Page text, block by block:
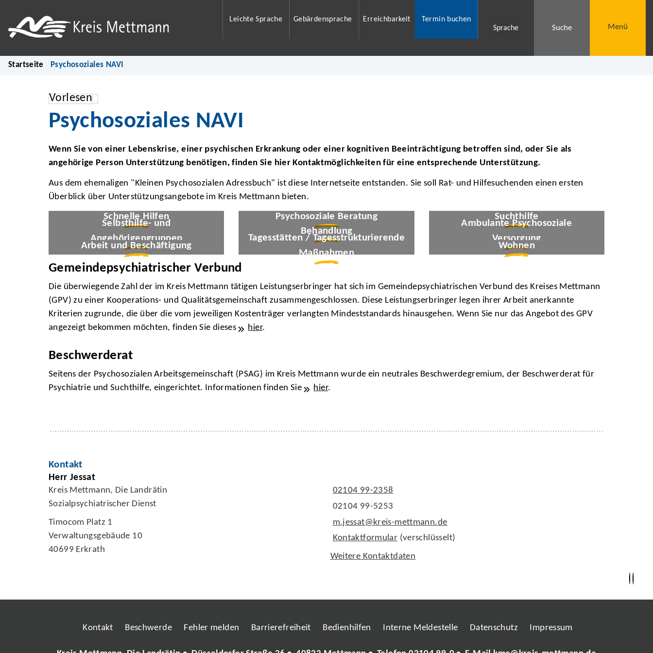
Leichte Sprache Gebärdensprache Erreichbarkeit
Termin buchen
Sprache
Suche Menü
Startseite Psychosoziales NAVI
Vorlesen
Psychosoziales NAVI
Wenn Sie von einer Lebenskrise, einer psychischen Erkrankung oder einer kognitiven Beeinträchtigung betroffen sind, oder Sie als
angehörige Person Unterstützung benötigen, finden Sie hier Kontaktmöglichkeiten für eine entsprechende Unterstützung.
Aus dem ehemaligen "Kleinen Psychosozialen Adressbuch" ist diese Internetseite entstanden. Sie soll Rat- und Hilfesuchenden einen ersten
Überblick über Unterstützungsangebote im Kreis Mettmann bieten.
Schnelle Hilfen Psychosoziale Beratung Suchthilfe
© QuickDesign24/stock.adobe.com
Selbsthilfe- und
Angehörigengruppen
Suplab_Designer/stock.adobe.com
Behandlung
Nur syifa fauziah/stock.adobe.com
Ambulante Psychosoziale
Versorgung
Arbeit und Beschäftigung
© Shawonpik/stock.adobe.com
Tagesstätten / Tagesstrukturierende
Maßnahmen
Wohnen
Gemeindepsychiatrischer Verbund
Die überwiegende Zahl der im Kreis Mettmann tätigen Leistungserbringer hat sich im Gemeindepsychiatrischen Verbund des Kreises Mettmann
(GPV) zu einer Kooperations- und Qualitätsgemeinschaft zusammengeschlossen. Diese Leistungserbringer legen ihrer Arbeit anerkannte
Kriterien zugrunde, die über die vom jeweiligen Kostenträger verlangten Mindeststandards hinausgehen. Wenn Sie nur das Angebot des GPV
angezeigt bekommen möchten, finden Sie dieses
hier.
Beschwerderat
Seitens der Psychosozialen Arbeitsgemeinschaft (PSAG) im Kreis Mettmann wurde ein neutrales Beschwerdegremium, der Beschwerderat für
Psychiatrie und Suchthilfe, eingerichtet. Informationen finden Sie
hier.
Kontakt
Herr Jessat
Kreis Mettmann, Die Landrätin
Sozialpsychiatrischer Dienst
Timocom Platz 1
Verwaltungsgebäude 10
40699 Erkrath
02104 99-2358
02104 99-5253
m.jessat@kreis-mettmann.de
Kontaktformular (verschlüsselt)
Weitere Kontaktdaten
Kontakt Beschwerde Fehler melden Barrierefreiheit Bedienhilfen Interne Meldestelle Datenschutz Impressum